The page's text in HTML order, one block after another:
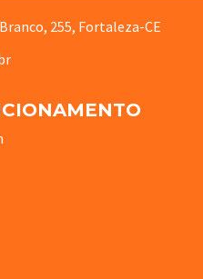
255, Fortaleza-CE